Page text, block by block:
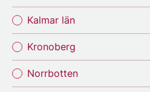
Kalmar län
Kronoberg
Norrbotten